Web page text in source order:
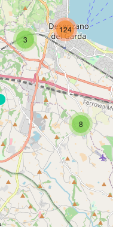
8
3
124